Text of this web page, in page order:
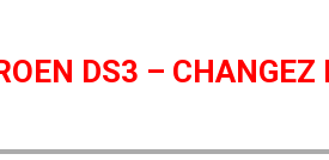
DS3 – CHANGEZ